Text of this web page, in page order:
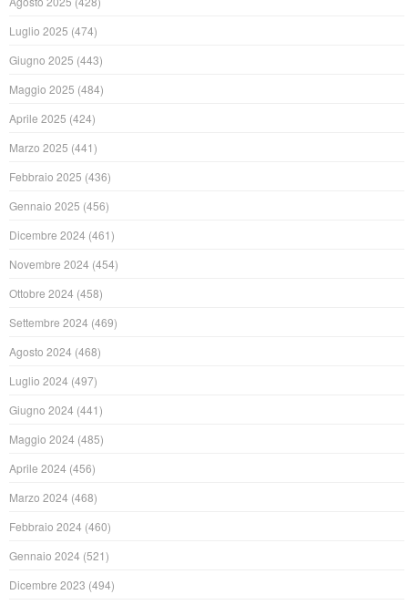
Luglio 2025 (474)
Giugno 2025 (443)
Maggio 2025 (484)
Aprile 2025 (424)
Marzo 2025 (441)
Febbraio 2025 (436)
Gennaio 2025 (456)
Dicembre 2024 (461)
Novembre 2024 (454)
Ottobre 2024 (458)
Settembre 2024 (469)
Agosto 2024 (468)
Luglio 2024 (497)
Giugno 2024 (441)
Maggio 2024 (485)
Aprile 2024 (456)
Marzo 2024 (468)
Febbraio 2024 (460)
Gennaio 2024 (521)
Dicembre 2023 (494)